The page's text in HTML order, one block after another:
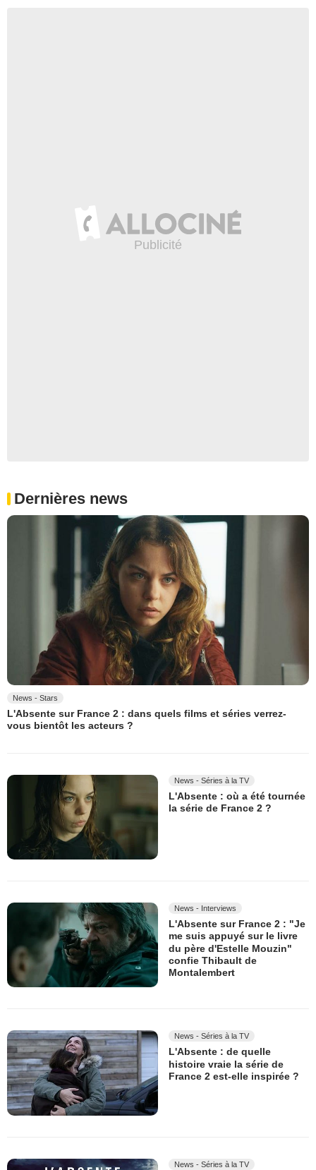
Dernières news
News - Stars
L'Absente sur France 2 : dans quels films et séries verrez-
vous bientôt les acteurs ?
News - Séries à la TV
L'Absente : où a été tournée
la série de France 2 ?
News - Interviews
L'Absente sur France 2 : "Je
me suis appuyé sur le livre
du père d'Estelle Mouzin"
confie Thibault de
Montalembert
News - Séries à la TV
L'Absente : de quelle
histoire vraie la série de
France 2 est-elle inspirée ?
News - Séries à la TV